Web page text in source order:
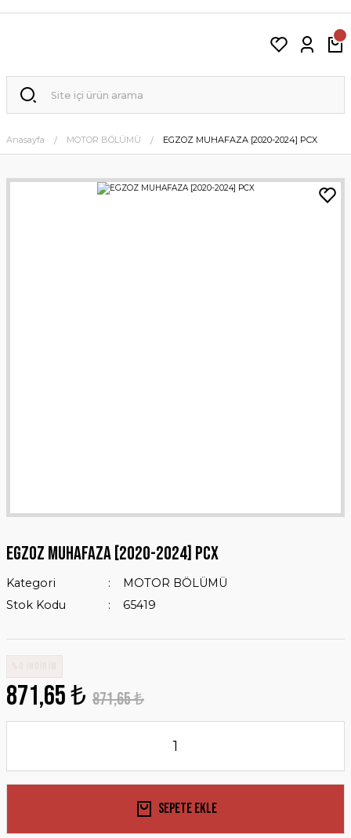
Anasayfa MOTOR BÖLÜMÜ EGZOZ MUHAFAZA [2020-2024] PCX
EGZOZ MUHAFAZA [2020-2024] PCX
Kategori
MOTOR BÖLÜMÜ
Stok Kodu
65419
871,65 ₺ 871,65 ₺
Sepete Ekle